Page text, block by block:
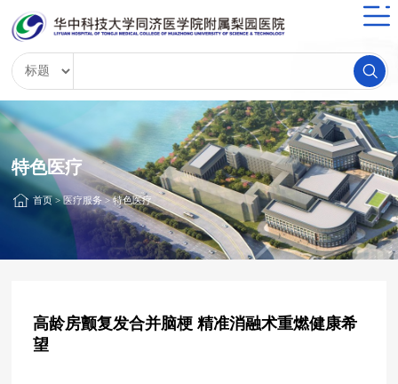
特色医疗
首页>医疗服务>特色医疗
高龄房颤复发合并脑梗 精准消融术重燃健康希
望